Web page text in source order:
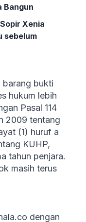
Bangun
Xenia
sebelum
barang bukti
hukum lebih
Pasal 114
2009 tentang
(1) huruf a
KUHP,
tahun penjara.
masih terus
dengan